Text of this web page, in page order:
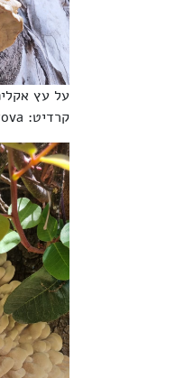
על עץ אקליפטוס,
קרדיט: Olga Godorova